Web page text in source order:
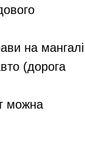
на
(дорога
можна